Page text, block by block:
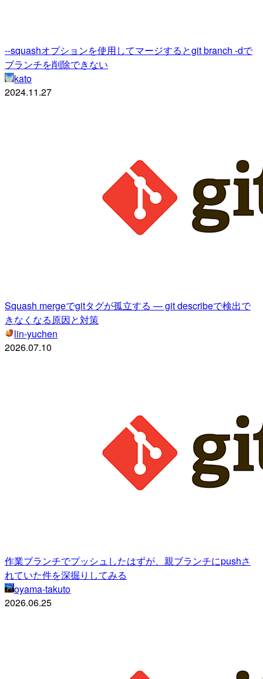
--squashオプションを使用してマージするとgit branch -dで
ブランチを削除できない
kato
2024.11.27
Squash mergeでgitタグが孤立する — git describeで検出で
きなくなる原因と対策
lin-yuchen
2026.07.10
作業ブランチでプッシュしたはずが、親ブランチにpushさ
れていた件を深掘りしてみる
oyama-takuto
2026.06.25